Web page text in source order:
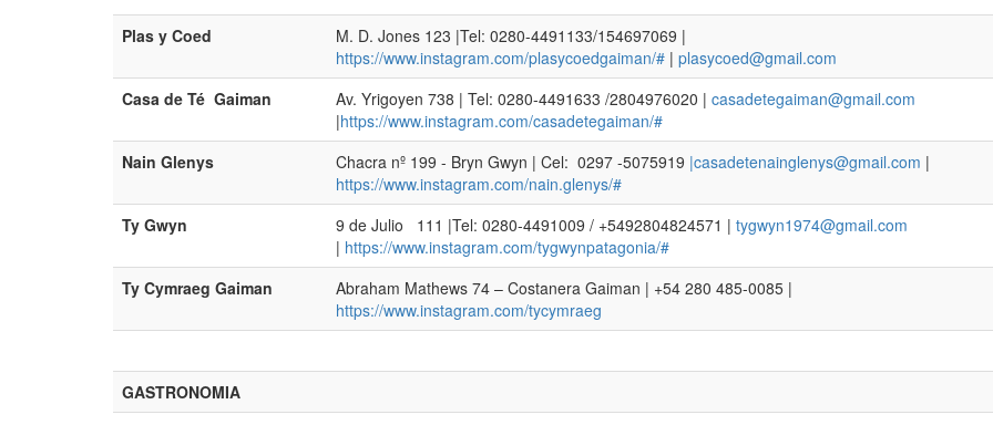
Plas y Coed
M. D. Jones 123 |Tel: 0280-4491133/154697069 |
https://www.instagram.com/plasycoedgaiman/# | plasycoed@gmail.com
Casa de Té Gaiman
Av. Yrigoyen 738 | Tel: 0280-4491633 /2804976020 | casadetegaiman@gmail.com
|https://www.instagram.com/casadetegaiman/#
Nain Glenys
Chacra nº 199 - Bryn Gwyn | Cel: 0297 -5075919 |casadetenainglenys@gmail.com |
https://www.instagram.com/nain.glenys/#
Ty Gwyn
9 de Julio 111 |Tel: 0280-4491009 / +5492804824571 | tygwyn1974@gmail.com
| https://www.instagram.com/tygwynpatagonia/#
Ty Cymraeg Gaiman
Abraham Mathews 74 – Costanera Gaiman | +54 280 485-0085 |
https://www.instagram.com/tycymraeg
GASTRONOMIA